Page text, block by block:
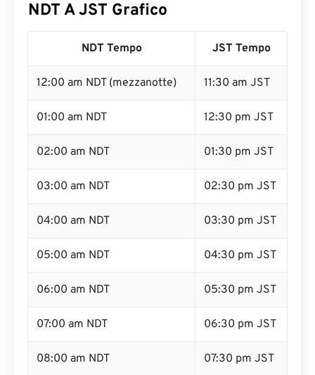
NDT A JST Grafico
NDT Tempo JST Tempo
12:00 am NDT (mezzanotte) 11:30 am JST
01:00 am NDT 12:30 pm JST
02:00 am NDT 01:30 pm JST
03:00 am NDT 02:30 pm JST
04:00 am NDT 03:30 pm JST
05:00 am NDT 04:30 pm JST
06:00 am NDT 05:30 pm JST
07:00 am NDT 06:30 pm JST
08:00 am NDT 07:30 pm JST